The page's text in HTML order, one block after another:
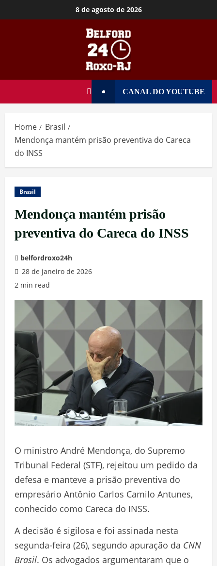
8 de agosto de 2026
CANAL DO YOUTUBE
Home
Brasil
Mendonça mantém prisão preventiva do Careca
do INSS
Brasil
Mendonça mantém prisão
preventiva do Careca do INSS
belfordroxo24h
28 de janeiro de 2026
2 min read
O ministro André Mendonça, do Supremo
Tribunal Federal (STF), rejeitou um pedido da
defesa e manteve a prisão preventiva do
empresário Antônio Carlos Camilo Antunes,
conhecido como Careca do INSS.
A decisão é sigilosa e foi assinada nesta
segunda-feira (26), segundo apuração da CNN
Brasil. Os advogados argumentaram que o